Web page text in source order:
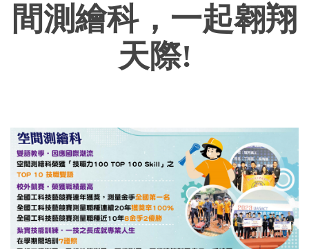
間測繪科，一起翱翔
天際!